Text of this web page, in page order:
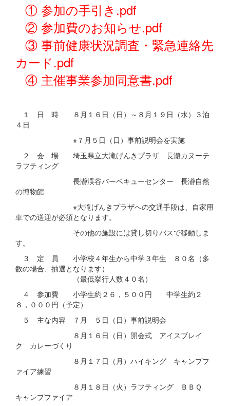
① 参加の手引き.pdf
② 参加費のお知らせ.pdf
③ 事前健康状況調査・緊急連絡先
カード.pdf
④ 主催事業参加同意書.pdf
１ 日 時 ８月１６日（日）～８月１９日（水）３泊
４日
※７月５日（日）事前説明会を実施
２ 会 場 埼玉県立大滝げんきプラザ 長瀞カヌーテ
ラフティング
長瀞渓谷バーベキューセンター 長瀞自然
の博物館
※大滝げんきプラザへの交通手段は、自家用
車での送迎が必須となります。
その他の施設には貸し切りバスで移動しま
す。
３ 定 員 小学校４年生から中学３年生 ８０名（多
数の場合、抽選となります）
（最低挙行人数４０名）
４ 参加費 小学生約２６，５００円 中学生約２
８，０００円（予定）
５ 主な内容 ７月 ５日（日）事前説明会
８月１６日（日）開会式 アイスブレイ
ク カレーづくり
８月１７日（月）ハイキング キャンプフ
ァイア練習
８月１８日（火）ラフティング ＢＢＱ
キャンプファイア